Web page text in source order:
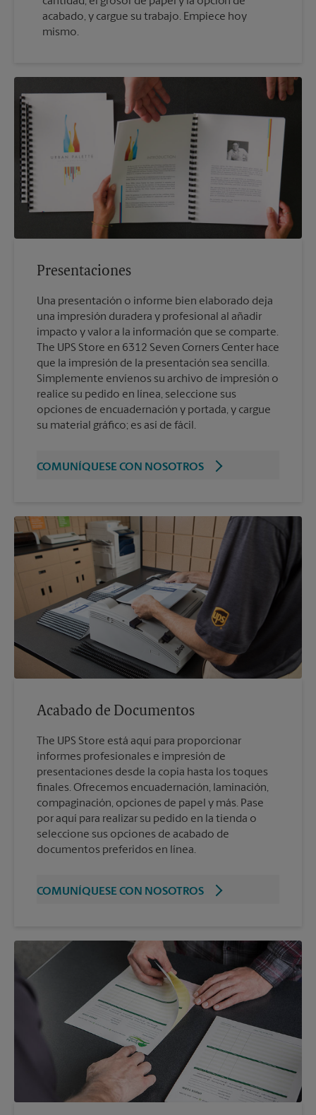
acabado, y cargue su trabajo. Empiece hoy
mismo.
Presentaciones
Una presentación o informe bien elaborado deja
una impresión duradera y profesional al añadir
impacto y valor a la información que se comparte.
The UPS Store en 6312 Seven Corners Center hace
que la impresión de la presentación sea sencilla.
Simplemente envíenos su archivo de impresión o
realice su pedido en línea, seleccione sus
opciones de encuadernación y portada, y cargue
su material gráfico; es así de fácil.
COMUNÍQUESE CON NOSOTROS
Acabado de Documentos
The UPS Store está aquí para proporcionar
informes profesionales e impresión de
presentaciones desde la copia hasta los toques
finales. Ofrecemos encuadernación, laminación,
compaginación, opciones de papel y más. Pase
por aquí para realizar su pedido en la tienda o
seleccione sus opciones de acabado de
documentos preferidos en línea.
COMUNÍQUESE CON NOSOTROS